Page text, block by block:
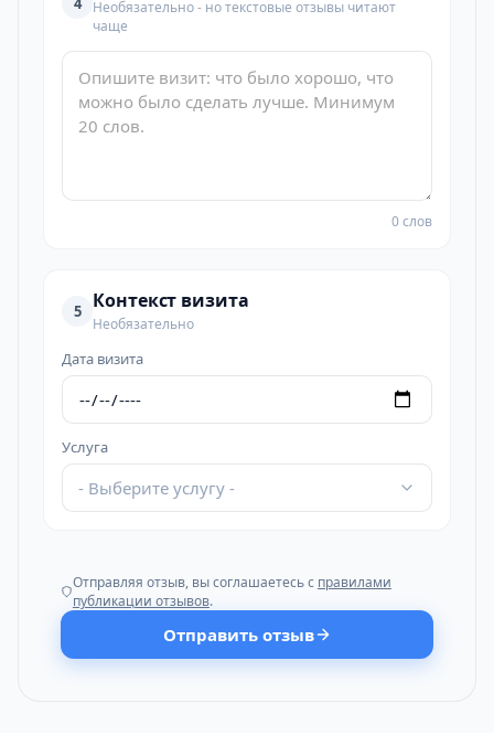
Необязательно - но текстовые отзывы читают
чаще
0 слов
5 Контекст визита
Необязательно
Дата визита
Услуга
- Выберите услугу -
Отправляя отзыв, вы соглашаетесь с правилами
публикации отзывов.
Отправить отзыв